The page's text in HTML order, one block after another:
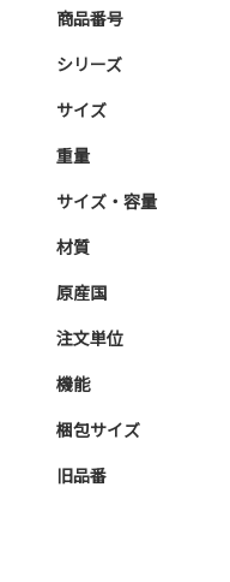
商品番号
シリーズ
サイズ
重量
サイズ・容量
材質
原産国
注文単位
機能
梱包サイズ
旧品番